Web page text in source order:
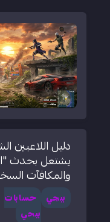
يشتعل بحدث
والمكافآت
ببجي
حسابات
ببحي